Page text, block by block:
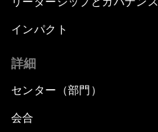
インパクト
詳細
センター（部門）
会合